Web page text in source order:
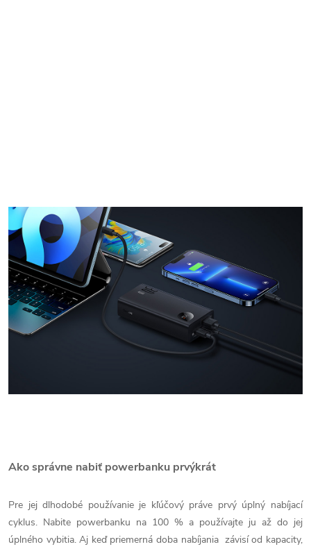
Ako správne nabiť powerbanku prvýkrát
Pre jej dlhodobé používanie je kľúčový práve prvý úplný nabíjací
cyklus. Nabite powerbanku na 100 % a používajte ju až do jej
úplného vybitia. Aj keď priemerná doba nabíjania závisí od kapacity,